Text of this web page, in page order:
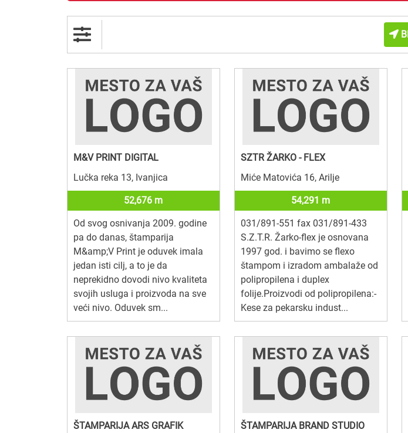
M&V PRINT DIGITAL
Lučka reka 13, Ivanjica
52,676 m
Od svog osnivanja 2009. godine
pa do danas, štamparija
M&amp;V Print je oduvek imala
jedan isti cilj, a to je da
neprekidno dovodi nivo kvaliteta
svojih usluga i proizvoda na sve
veći nivo. Oduvek sm...
SZTR ŽARKO - FLEX
Miće Matovića 16, Arilje
54,291 m
031/891-551 fax 031/891-433
S.Z.T.R. Žarko-flex je osnovana
1997 god. i bavimo se flexo
štampom i izradom ambalaže od
polipropilena i duplex
folije.Proizvodi od polipropilena:-
Kese za pekarsku indust...
ŠTAMPARIJA ARS GRAFIK
ŠTAMPARIJA BRAND STUDIO